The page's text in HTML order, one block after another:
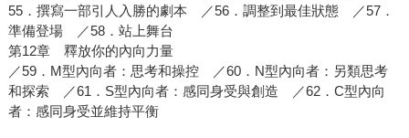
55．撰寫一部引人入勝的劇本 ／56．調整到最佳狀態 ／57．
準備登場 ／58．站上舞台
第12章 釋放你的內向力量
／59．M型內向者：思考和操控 ／60．N型內向者：另類思考
和探索 ／61．S型內向者：感同身受與創造 ／62．C型內向
者：感同身受並維持平衡